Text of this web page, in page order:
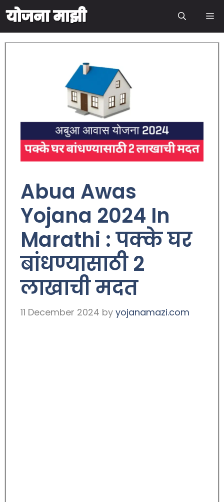
Abua Awas
Yojana 2024 In
Marathi : पक्के घर
बांधण्यासाठी 2
लाखाची मदत
11 December 2024 by yojanamazi.com